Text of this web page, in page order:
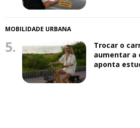
MOBILIDADE URBANA
5.
Trocar o
aumentar a
aponta